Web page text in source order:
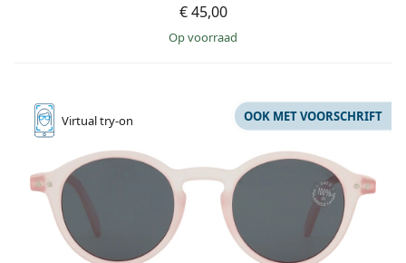
€ 45,00
op voorraad
Virtualtry-on OOK MET VOORSCHRIFT